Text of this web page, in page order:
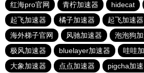
红海pro官网
青柠加速器 hidecat
起飞加速器
橘子加速器 起飞加速器
海外梯子官网
风驰加速器 泡泡狗
极风加速器
bluelayer加速器 哇哇
大象加速器
点点加速器 pigcha加